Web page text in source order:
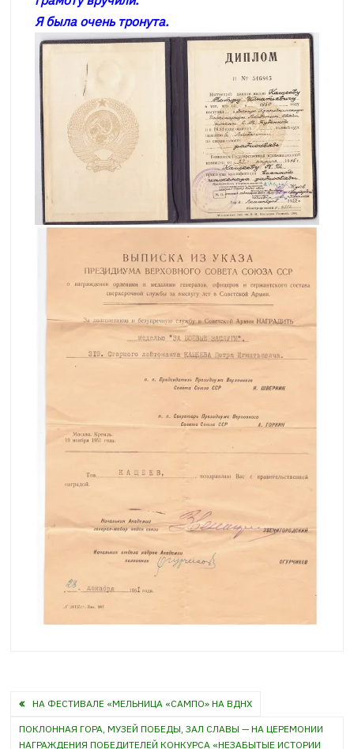
Я была очень тронута.
Навигация
по
НА ФЕСТИВАЛЕ «МЕЛЬНИЦА «САМПО» НА ВДНХ
ПОКЛОННАЯ ГОРА, МУЗЕЙ ПОБЕДЫ, ЗАЛ СЛАВЫ — НА ЦЕРЕМОНИИ
НАГРАЖДЕНИЯ ПОБЕДИТЕЛЕЙ КОНКУРСА «НЕЗАБЫТЫЕ ИСТОРИИ